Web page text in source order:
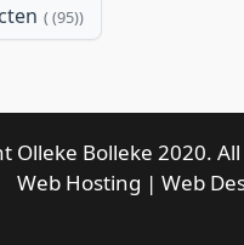
(95)
Olleke Bolleke 2020.
Web Hosting | Web